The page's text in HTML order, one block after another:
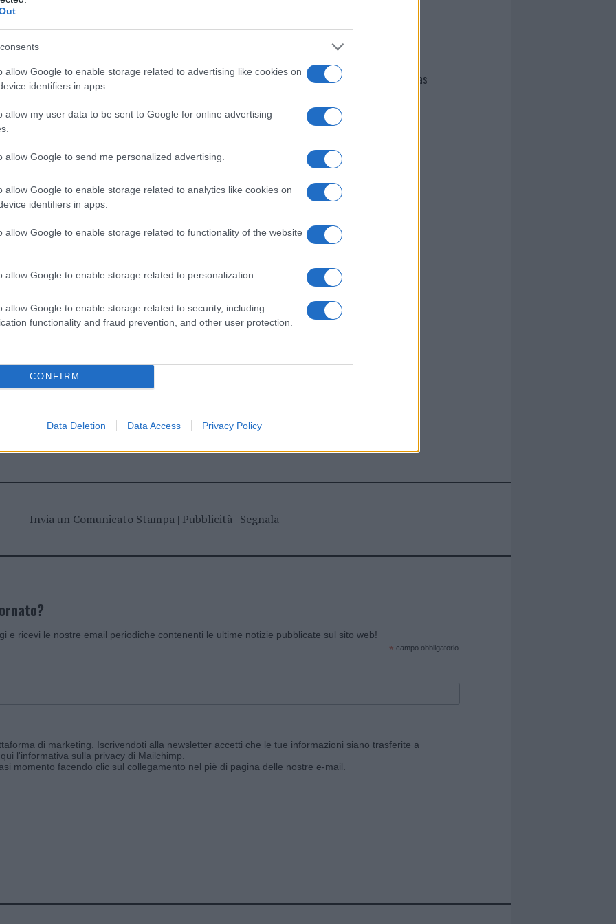
allow Google to enable storage related to advertising like cookies on
identifiers in apps.
allow my user data to be sent to Google for online advertising
allow Google to send me personalized advertising.
allow Google to enable storage related to analytics like cookies on
identifiers in apps.
allow Google to enable storage related to functionality of the website
allow Google to enable storage related to personalization.
allow Google to enable storage related to security, including
functionality and fraud prevention, and other user protection.
CONFIRM
Data Deletion Data Access Privacy Policy
Diporto Ente Parco La Maddalena
La Maddalena Gommoni
La Maddalena Noleggio Affitto Natanti
La Maddalena
Notizie La Maddalena
Maddalena
i tuoi video e le tue foto
+39 345 356 7512
di GalluraOggi.it
news da Google News
Prossimo articolo
Giovannimaria Cabras
Invia un Comunicato Stampa| Pubblicità| Segnala
e ricevi le nostre email periodiche contenenti le ultime notizie pubblicate sul sito web!
* campo obbligatorio
di marketing. Iscrivendoti alla newsletter accetti che le tue informazioni siano trasferite a
l'informativa sulla privacy di Mailchimp
momento facendo clic sul collegamento nel piè di pagina delle nostre e-mail.